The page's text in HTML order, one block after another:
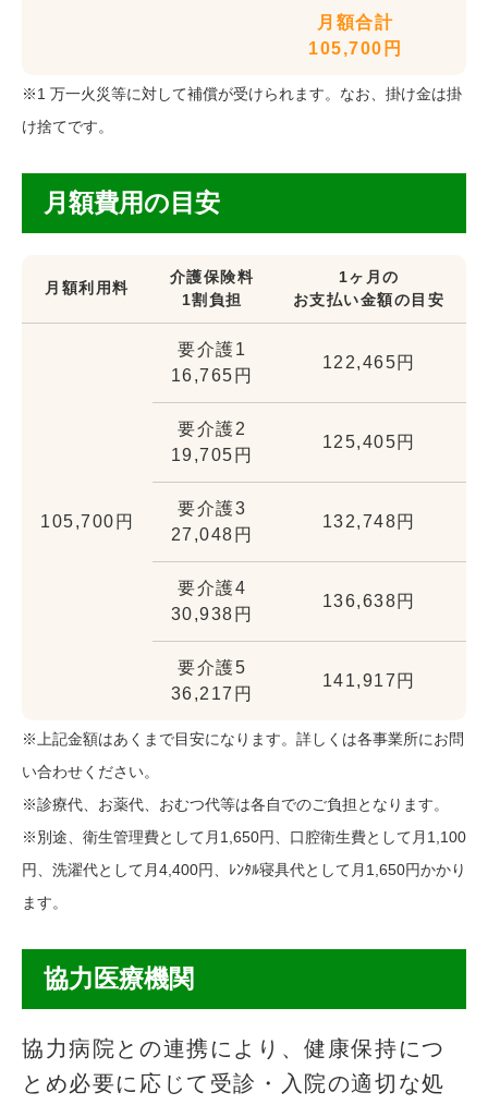
月額合計
105,700円
※1 万一火災等に対して補償が受けられます。なお、掛け金は掛
け捨てです。
月額費用の目安
月額利用料
介護保険料
1割負担
1ヶ月の
お支払い金額の目安
105,700円
要介護1
16,765円
122,465円
要介護2
19,705円
125,405円
要介護3
27,048円
132,748円
要介護4
30,938円
136,638円
要介護5
36,217円
141,917円
※上記金額はあくまで目安になります。詳しくは各事業所にお問
い合わせください。
※診療代、お薬代、おむつ代等は各自でのご負担となります。
※別途、衛生管理費として月1,650円、口腔衛生費として月1,100
円、洗濯代として月4,400円、ﾚﾝﾀﾙ寝具代として月1,650円かかり
ます。
協力医療機関
協力病院との連携により、健康保持につ
とめ必要に応じて受診・入院の適切な処